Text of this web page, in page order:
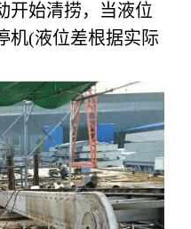
开始清捞，当液位
机(液位差根据实际